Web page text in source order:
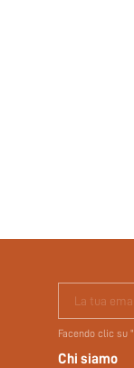
La tua
Facendo clic su
Chi siamo